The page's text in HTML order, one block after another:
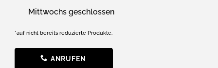
Mittwochs geschlossen
*auf nicht bereits reduzierte Produkte.
ANRUFEN